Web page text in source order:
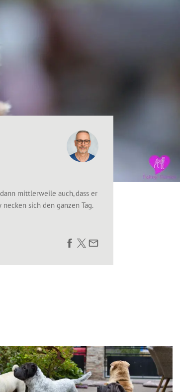
mittlerweile auch, dass er
sich den ganzen Tag.